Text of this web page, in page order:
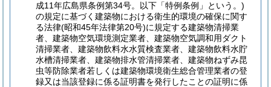
成11年広島県条例第34号。以下「特例条例」という。)
の規定に基づく建築物における衛生的環境の確保に関す
る法律(昭和45年法律第20号)に規定する建築物清掃業
者、建築物空気環境測定業者、建築物空気調和用ダクト
清掃業者、建築物飲料水水質検査業者、建築物飲料水貯
水槽清掃業者、建築物排水管清掃業者、建築物ねずみ昆
虫等防除業者若しくは建築物環境衛生総合管理業者の登
録又は当該登録に係る証明書を発行したことの証明に係